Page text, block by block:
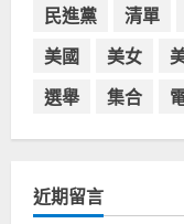
民進黨
清單
美國
美女
選舉
集合
近期留言